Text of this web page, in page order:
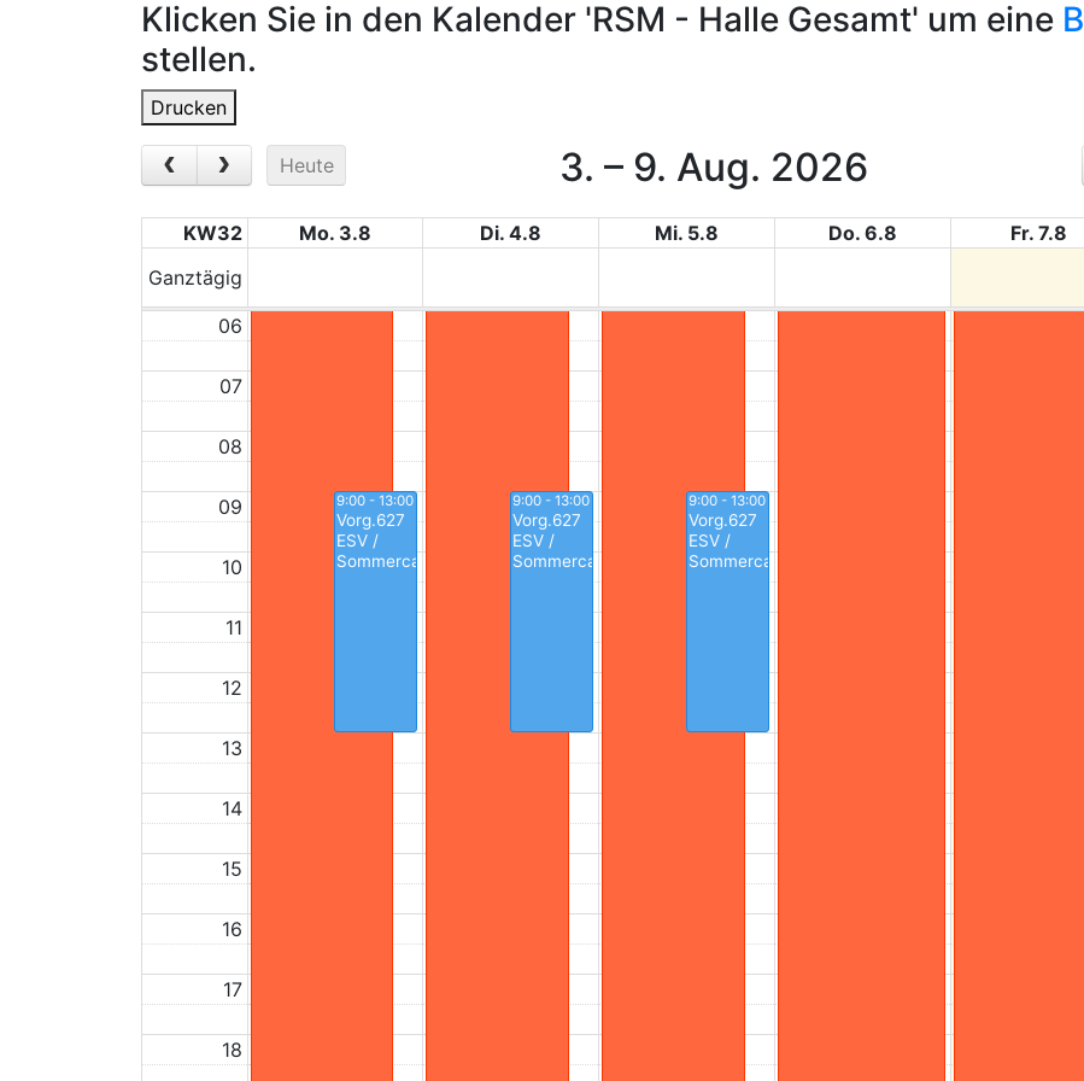
Klicken Sie in den Kalender 'RSM - Halle Gesamt' um eine
stellen.
Drucken
Heute 3. – 9. Aug. 2026
KW32 Mo. 3.8 Di. 4.8 Mi. 5.8 Do. 6.8 Fr. 7.8
Ganztägig
01
02
03
05
06
07
08
09
10
11
12
13
14
15
16
17
18
9:00 - 13:00
Vorg.627
ESV /
Sommercamp
9:00 - 13:00
Vorg.627
ESV /
Sommercamp
9:00 - 13:00
Vorg.627
ESV /
Sommercamp